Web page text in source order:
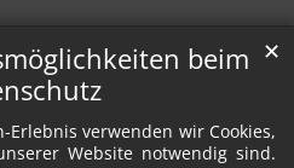
beim
verwenden wir Cookies,
Website notwendig sind.
✕